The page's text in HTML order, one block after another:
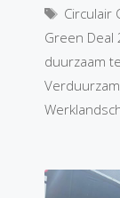
Tags
Circulair
Green Deal
duurzaam